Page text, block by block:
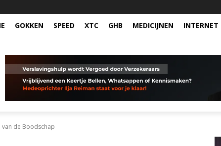
GOKKEN SPEED XTC GHB MEDICIJNEN INTERNET
van de Boodschap